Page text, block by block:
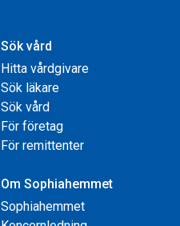
Sök vård
Hitta vårdgivare
Sök läkare
Sök vård
För företag
För remittenter
Om Sophiahemmet
Sophiahemmet